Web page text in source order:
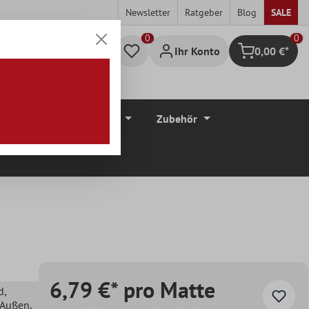
Newsletter Ratgeber Blog SALE
Ihr Konto Warenkorb
0
0,00 €*
Zubehör
,
,
6,79 €* pro Matte